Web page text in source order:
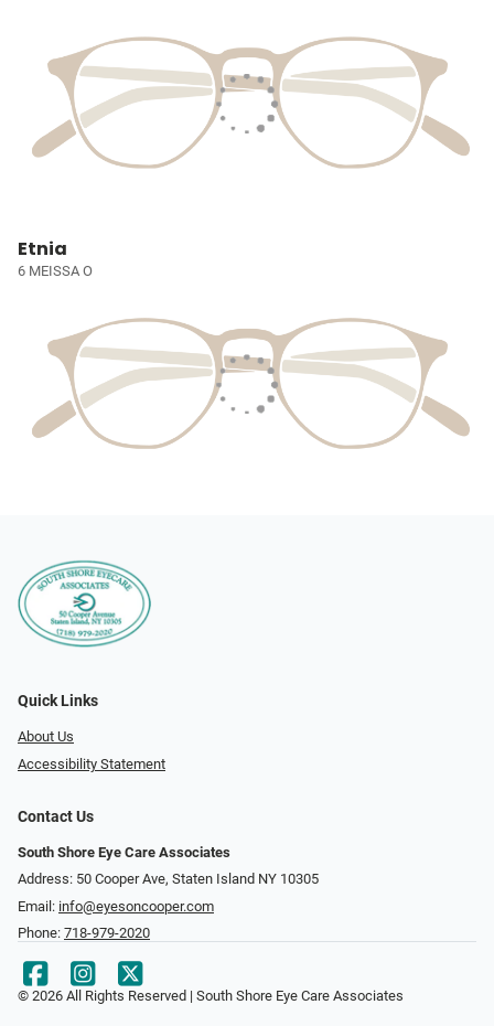
Etnia
6 MEISSA O
Quick Links
About Us
Accessibility Statement
Contact Us
South Shore Eye Care Associates
Address: 50 Cooper Ave, Staten Island NY 10305
Email: info@eyesoncooper.com
Phone: 718-979-2020
© 2026 All Rights Reserved | South Shore Eye Care Associates